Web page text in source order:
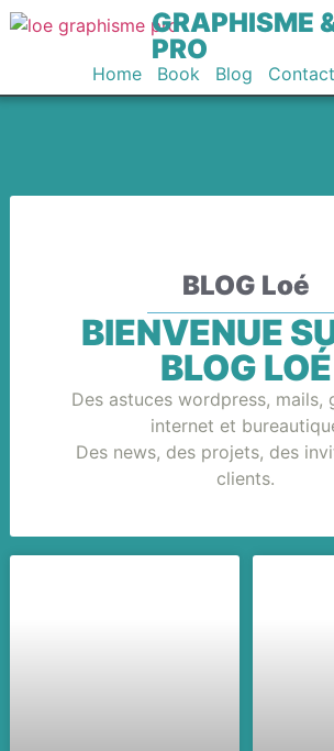
GRAPHISME
PRO
Home Book Blog
BLOG Loé
BIENVENUE
BLOG LOÉ
Des astuces wordpress, mails,
internet et
Des news, des projets, des
clients.